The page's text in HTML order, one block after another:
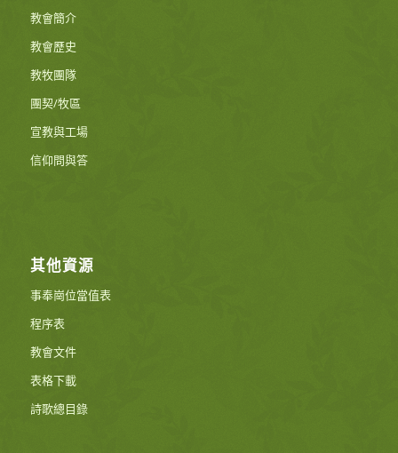
教會簡介
教會歷史
教牧團隊
團契/牧區
宣教與工場
信仰問與答
其他資源
事奉崗位當值表
程序表
教會文件
表格下載
詩歌總目錄